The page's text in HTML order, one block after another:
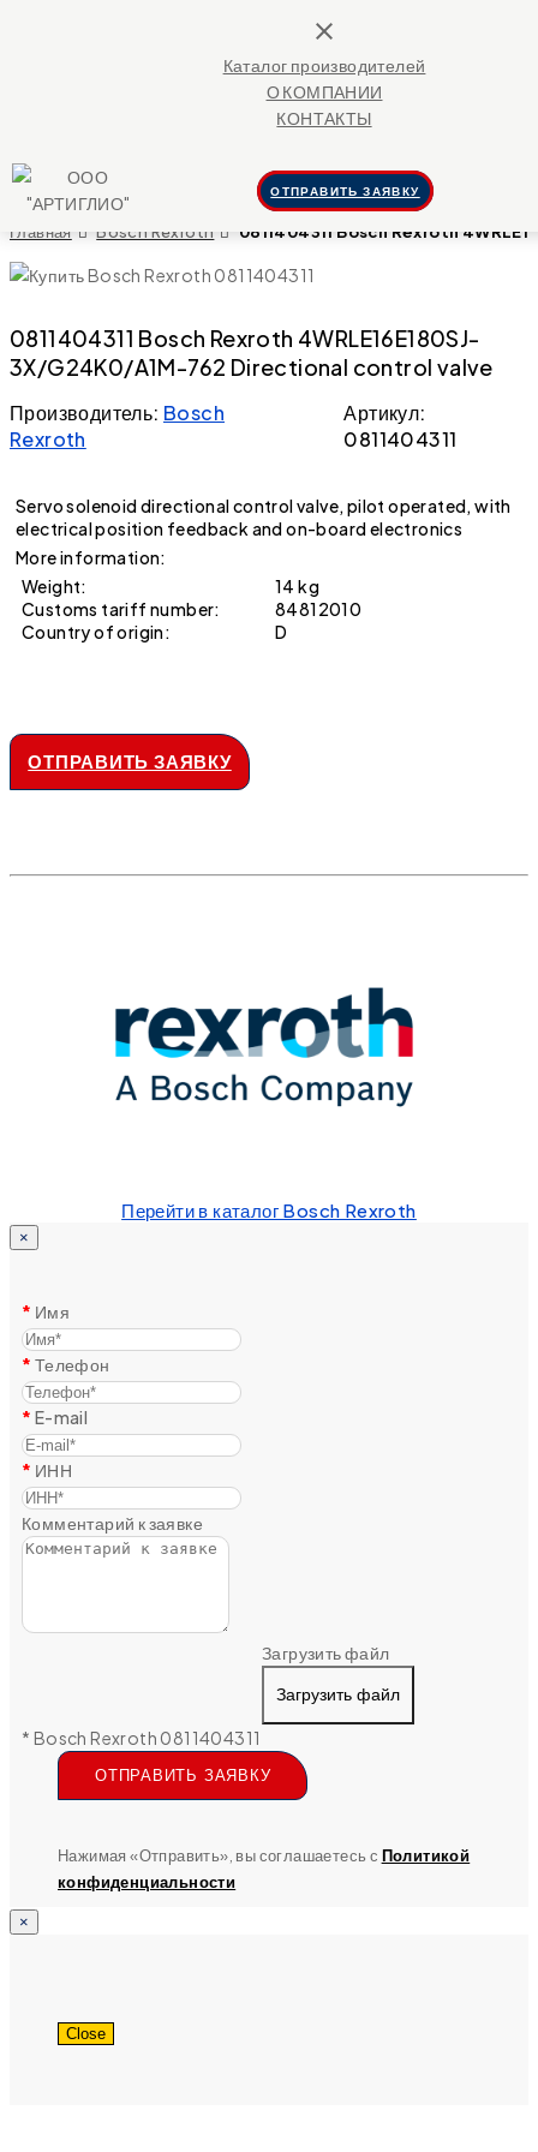
close
Каталог производителей
О КОМПАНИИ
КОНТАКТЫ
ОТПРАВИТЬ ЗАЯВКУ
Главная Bosch Rexroth 0811404311 Bosch Rexroth
0811404311 Bosch Rexroth 4WRLE16E180SJ-
3X/G24K0/A1M-762 Directional control valve
Производитель: Bosch
Rexroth
Артикул:
0811404311
Servo solenoid directional control valve, pilot operated, with
electrical position feedback and on-board electronics
More information:
Weight:
14 kg
Customs tariff number:
84812010
Country of origin:
D
ОТПРАВИТЬ ЗАЯВКУ
Перейти в каталог Bosch Rexroth
×
Имя
Телефон
E-mail
ИНН
Комментарий к заявке
Загрузить файл
Загрузить файл
* Bosch Rexroth 0811404311
ОТПРАВИТЬ ЗАЯВКУ
Нажимая «Отправить», вы соглашаетесь с Политикой
конфиденциальности
×
Close